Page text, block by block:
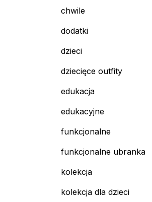
chwile
dodatki
dzieci
dziecięce outfity
edukacja
edukacyjne
funkcjonalne
funkcjonalne ubranka
kolekcja
kolekcja dla dzieci